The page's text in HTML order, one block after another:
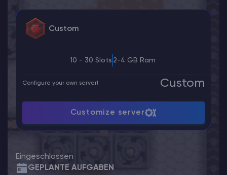
Custom
10 - 30 Slots 2-4 GB Ram
Configure your own server! Custom
Customize server
Eingeschlossen
GEPLANTE AUFGABEN